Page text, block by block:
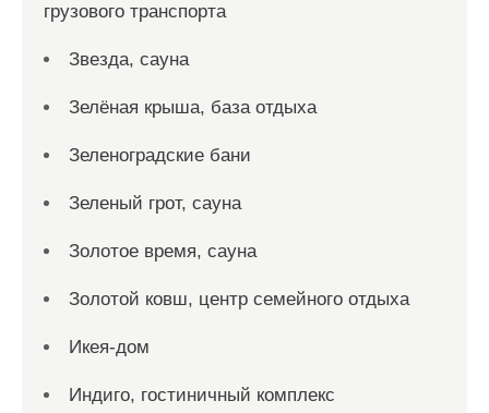
грузового транспорта
Звезда, сауна
Зелёная крыша, база отдыха
Зеленоградские бани
Зеленый грот, сауна
Золотое время, сауна
Золотой ковш, центр семейного отдыха
Икея-дом
Индиго, гостиничный комплекс